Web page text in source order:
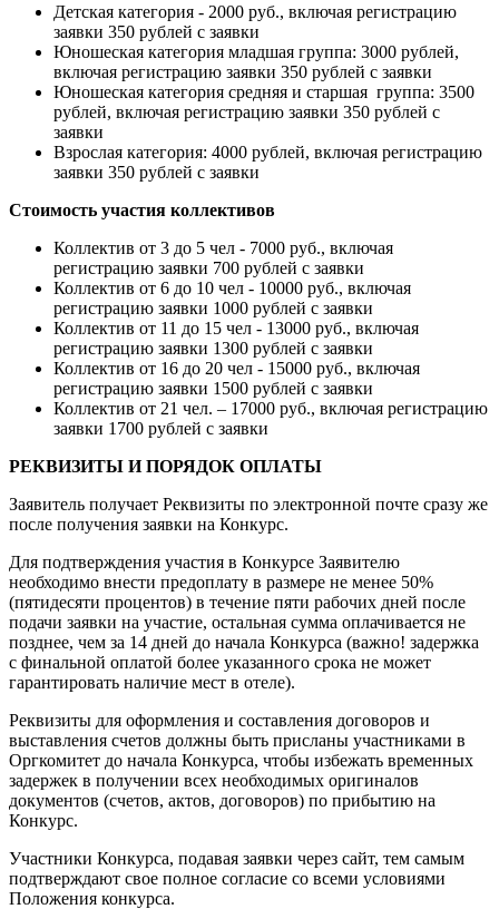
Детская категория - 2000 руб., включая регистрацию
заявки 350 рублей с заявки
Юношеская категория младшая группа: 3000 рублей,
включая регистрацию заявки 350 рублей с заявки
Юношеская категория средняя и старшая группа: 3500
рублей, включая регистрацию заявки 350 рублей с
заявки
Взрослая категория: 4000 рублей, включая регистрацию
заявки 350 рублей с заявки
Стоимость участия коллективов
Коллектив от 3 до 5 чел - 7000 руб., включая
регистрацию заявки 700 рублей с заявки
Коллектив от 6 до 10 чел - 10000 руб., включая
регистрацию заявки 1000 рублей с заявки
Коллектив от 11 до 15 чел - 13000 руб., включая
регистрацию заявки 1300 рублей с заявки
Коллектив от 16 до 20 чел - 15000 руб., включая
регистрацию заявки 1500 рублей с заявки
Коллектив от 21 чел. – 17000 руб., включая регистрацию
заявки 1700 рублей с заявки
РЕКВИЗИТЫ И ПОРЯДОК ОПЛАТЫ
Заявитель получает Реквизиты по электронной почте сразу же
после получения заявки на Конкурс.
Для подтверждения участия в Конкурсе Заявителю
необходимо внести предоплату в размере не менее 50%
(пятидесяти процентов) в течение пяти рабочих дней после
подачи заявки на участие, остальная сумма оплачивается не
позднее, чем за 14 дней до начала Конкурса (важно! задержка
с финальной оплатой более указанного срока не может
гарантировать наличие мест в отеле).
Реквизиты для оформления и составления договоров и
выставления счетов должны быть присланы участниками в
Оргкомитет до начала Конкурса, чтобы избежать временных
задержек в получении всех необходимых оригиналов
документов (cчетов, актов, договоров) по прибытию на
Конкурс.
Участники Конкурса, подавая заявки через сайт, тем самым
подтверждают свое полное согласие со всеми условиями
Положения конкурса.